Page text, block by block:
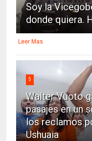
Soy la
donde quiera.
Leer Mas
5
Walter Vuoto
pasajes en un
los reclamos
Ushuaia